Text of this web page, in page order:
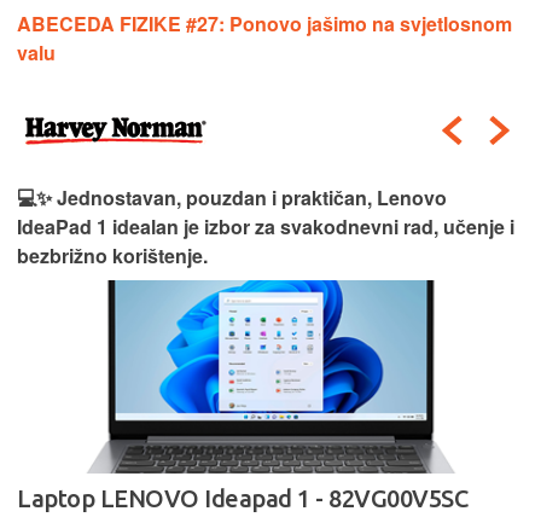
ABECEDA FIZIKE #27: Ponovo jašimo na svjetlosnom
valu
💻✨ Jednostavan, pouzdan i praktičan, Lenovo
IdeaPad 1 idealan je izbor za svakodnevni rad, učenje i
bezbrižno korištenje.
Laptop LENOVO Ideapad 1 - 82VG00V5SC